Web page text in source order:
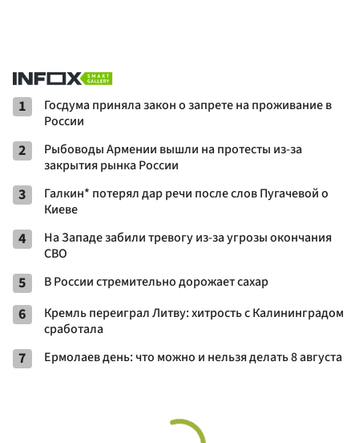
1
Госдума приняла закон о запрете на проживание в
России
2
Рыбоводы Армении вышли на протесты из-за
закрытия рынка России
3
Галкин* потерял дар речи после слов Пугачевой о
Киеве
4
На Западе забили тревогу из-за угрозы окончания
СВО
5 В России стремительно дорожает сахар
6
Кремль переиграл Литву: хитрость с Калининградом
сработала
7 Ермолаев день: что можно и нельзя делать 8 августа